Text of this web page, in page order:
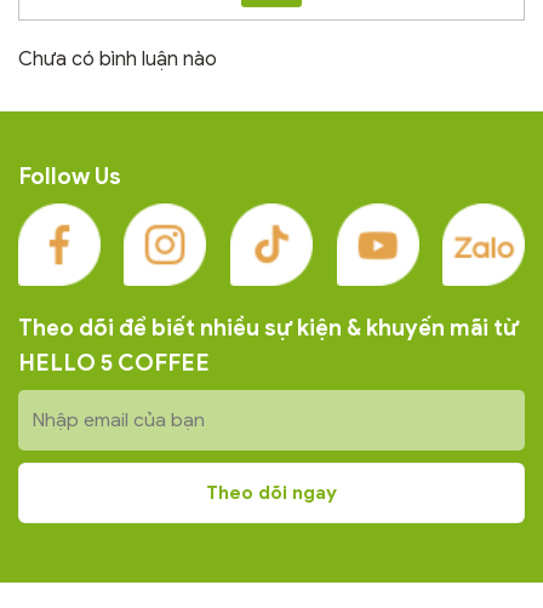
Chưa có bình luận nào
Follow Us
Theo dõi để biết nhiều sự kiện & khuyến mãi từ
HELLO 5 COFFEE